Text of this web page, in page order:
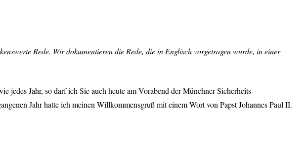
Rede. Wir dokumentieren die Rede, die in Englisch vorgetragen wurde, in einer
jedes Jahr, so darf ich Sie auch heute am Vorabend der Münchner Sicherheits-
Jahr hatte ich meinen Willkommensgruß mit einem Wort von Papst Johannes Paul II.